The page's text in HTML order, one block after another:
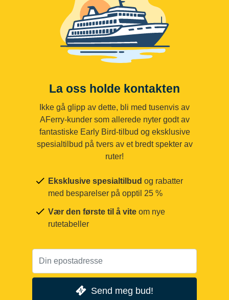
La oss holde kontakten
Ikke gå glipp av dette, bli med tusenvis av
AFerry-kunder som allerede nyter godt av
fantastiske Early Bird-tilbud og eksklusive
spesialtilbud på tvers av et bredt spekter av
ruter!
Eksklusive spesialtilbud og rabatter
med besparelser på opptil 25 %
Vær den første til å vite om nye
rutetabeller
Send meg bud!